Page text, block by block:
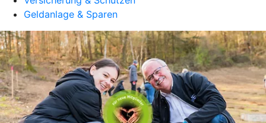
Geldanlage & Sparen